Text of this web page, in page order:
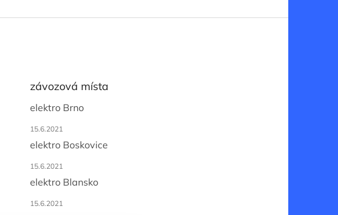
závozová místa
elektro Brno
15.6.2021
elektro Boskovice
15.6.2021
elektro Blansko
15.6.2021